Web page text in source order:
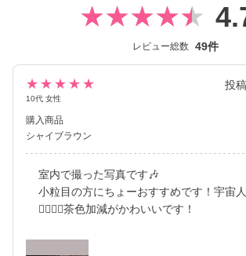
らも印象的な瞳を演出します。
2026年には、ブランド誕生から10周年を迎え
ージモデルに KIM CHAEWON（キム・チェウ
し、イメージを一新しました。
新シリーズとして、CLEAR 2week（クリアツ
AR TORIC（クリアトーリック）も誕生し、さ
ンナップに。
裸眼風のナチュラルデザインから、さりげなく
段使いに最適なサークルレンズ、クリアコンタ
豊富なバリエーションで多くの方々の瞳に寄り
レビュー総数 49件
★★★★★
10代 女性
投
購入商品
シャイブラウン
室内で撮った写真です🎶
小粒目の方にちょーおすすめです！宇宙
👍🏻👍🏻茶色加減がかわいいです！